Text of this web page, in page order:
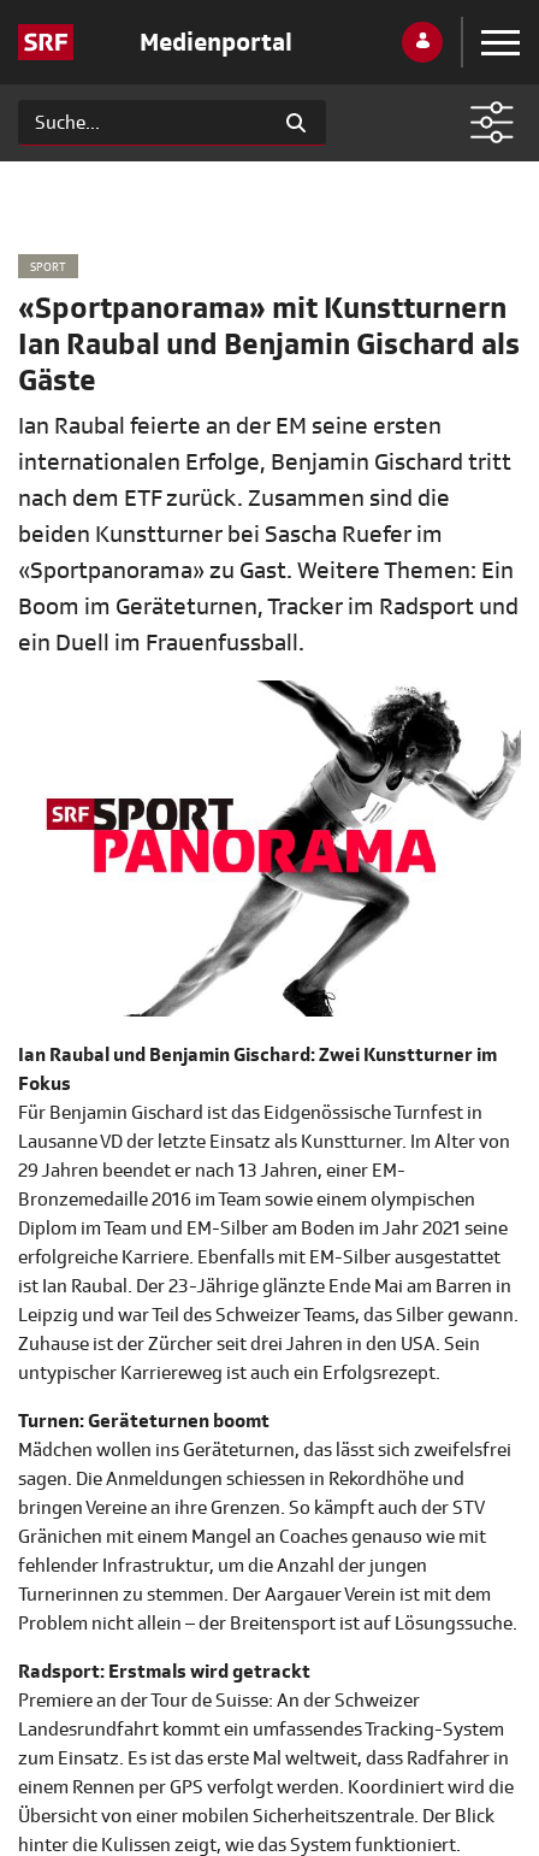
Medienportal
SPORT
«Sportpanorama» mit Kunstturnern
Ian Raubal und Benjamin Gischard als
Gäste
Ian Raubal feierte an der EM seine ersten
internationalen Erfolge, Benjamin Gischard tritt
nach dem ETF zurück. Zusammen sind die
beiden Kunstturner bei Sascha Ruefer im
«Sportpanorama» zu Gast. Weitere Themen: Ein
Boom im Geräteturnen, Tracker im Radsport und
ein Duell im Frauenfussball.
Ian Raubal und Benjamin Gischard: Zwei Kunstturner im
Fokus
Für Benjamin Gischard ist das Eidgenössische Turnfest in
Lausanne VD der letzte Einsatz als Kunstturner. Im Alter von
29 Jahren beendet er nach 13 Jahren, einer EM-
Bronzemedaille 2016 im Team sowie einem olympischen
Diplom im Team und EM-Silber am Boden im Jahr 2021 seine
erfolgreiche Karriere. Ebenfalls mit EM-Silber ausgestattet
ist Ian Raubal. Der 23-Jährige glänzte Ende Mai am Barren in
Leipzig und war Teil des Schweizer Teams, das Silber gewann.
Zuhause ist der Zürcher seit drei Jahren in den USA. Sein
untypischer Karriereweg ist auch ein Erfolgsrezept.
Turnen: Geräteturnen boomt
Mädchen wollen ins Geräteturnen, das lässt sich zweifelsfrei
sagen. Die Anmeldungen schiessen in Rekordhöhe und
bringen Vereine an ihre Grenzen. So kämpft auch der STV
Gränichen mit einem Mangel an Coaches genauso wie mit
fehlender Infrastruktur, um die Anzahl der jungen
Turnerinnen zu stemmen. Der Aargauer Verein ist mit dem
Problem nicht allein – der Breitensport ist auf Lösungssuche.
Radsport: Erstmals wird getrackt
Premiere an der Tour de Suisse: An der Schweizer
Landesrundfahrt kommt ein umfassendes Tracking-System
zum Einsatz. Es ist das erste Mal weltweit, dass Radfahrer in
einem Rennen per GPS verfolgt werden. Koordiniert wird die
Übersicht von einer mobilen Sicherheitszentrale. Der Blick
hinter die Kulissen zeigt, wie das System funktioniert.